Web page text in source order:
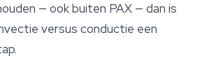
— ook buiten PAX — dan is
versus conductie een